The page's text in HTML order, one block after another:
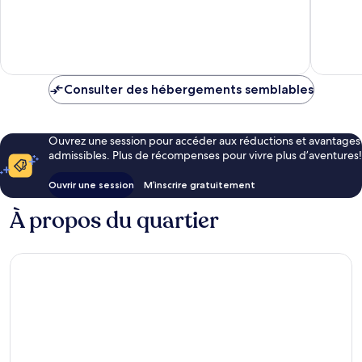
Consulter des hébergements semblables
Ouvrez une session pour accéder aux réductions et avantages
admissibles. Plus de récompenses pour vivre plus d’aventures!
Ouvrir une session M’inscrire gratuitement
À propos du quartier